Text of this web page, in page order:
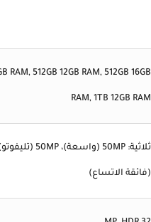
RAM, 512GB 12GB RAM, 512GB 16GB
RAM, 1TB 12GB RAM
(فائقة الاتساع)